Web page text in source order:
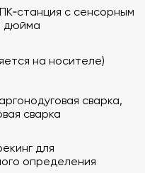
посредством
меток для
по формальным
обработки
анализа результатов
с сенсорным
дюйма
на носителе)
сварка,
сварка
для
определения